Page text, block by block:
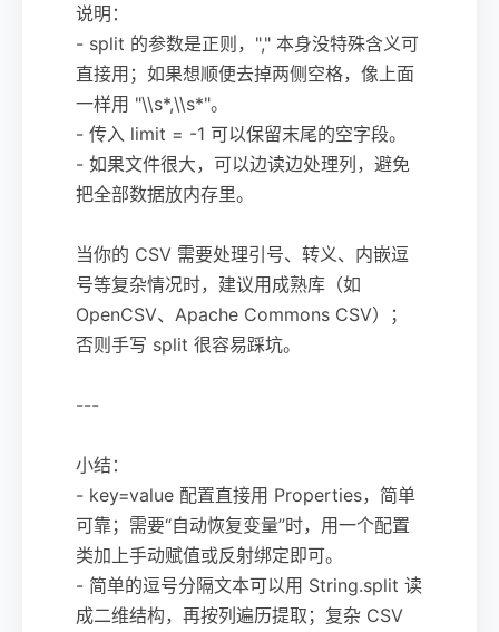
说明：
- split 的参数是正则，"," 本身没特殊含义可
直接用；如果想顺便去掉两侧空格，像上面
一样用 "\\s*,\\s*"。
- 传入 limit = -1 可以保留末尾的空字段。
- 如果文件很大，可以边读边处理列，避免
把全部数据放内存里。
当你的 CSV 需要处理引号、转义、内嵌逗
号等复杂情况时，建议用成熟库（如
OpenCSV、Apache Commons CSV）；
否则手写 split 很容易踩坑。
---
小结：
- key=value 配置直接用 Properties，简单
可靠；需要“自动恢复变量”时，用一个配置
类加上手动赋值或反射绑定即可。
- 简单的逗号分隔文本可以用 String.split 读
成二维结构，再按列遍历提取；复杂 CSV